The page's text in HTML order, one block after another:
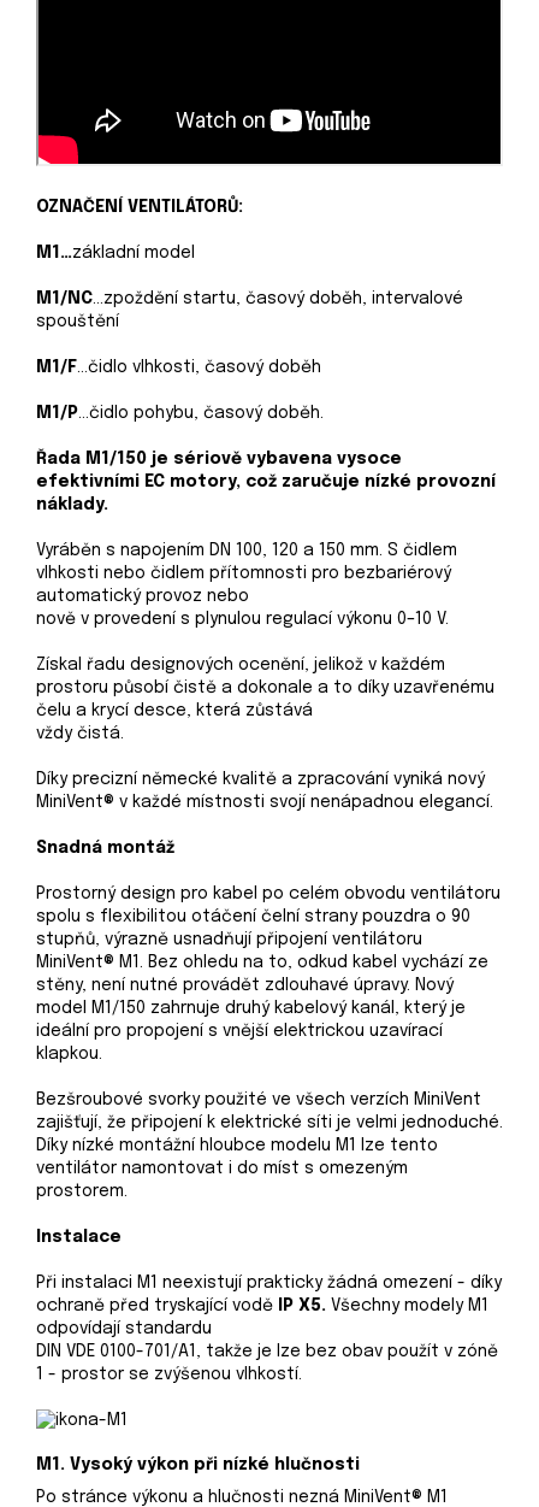
OZNAČENÍ VENTILÁTORŮ:
M1…základní model
M1/NC…zpoždění startu, časový doběh, intervalové
spouštění
M1/F…čidlo vlhkosti, časový doběh
M1/P…čidlo pohybu, časový doběh.
Řada M1/150 je sériově vybavena vysoce
efektivními EC motory, což zaručuje nízké provozní
náklady.
Vyráběn s napojením DN 100, 120 a 150 mm. S čidlem
vlhkosti nebo čidlem přítomnosti pro bezbariérový
automatický provoz nebo
nově v provedení s plynulou regulací výkonu 0–10 V.
Získal řadu designových ocenění, jelikož v každém
prostoru působí čistě a dokonale a to díky uzavřenému
čelu a krycí desce, která zůstává
vždy čistá.
Díky precizní německé kvalitě a zpracování vyniká nový
MiniVent® v každé místnosti svojí nenápadnou elegancí.
Snadná montáž
Prostorný design pro kabel po celém obvodu ventilátoru
spolu s flexibilitou otáčení čelní strany pouzdra o 90
stupňů, výrazně usnadňují připojení ventilátoru
MiniVent® M1. Bez ohledu na to, odkud kabel vychází ze
stěny, není nutné provádět zdlouhavé úpravy. Nový
model M1/150 zahrnuje druhý kabelový kanál, který je
ideální pro propojení s vnější elektrickou uzavírací
klapkou.
Bezšroubové svorky použité ve všech verzích MiniVent
zajišťují, že připojení k elektrické síti je velmi jednoduché.
Díky nízké montážní hloubce modelu M1 lze tento
ventilátor namontovat i do míst s omezeným
prostorem.
Instalace
Při instalaci M1 neexistují prakticky žádná omezení - díky
ochraně před tryskající vodě
IP X5. Všechny modely M1
odpovídají standardu
DIN VDE 0100-701/A1, takže je lze bez obav použít v zóně
1 - prostor se zvýšenou vlhkostí.
M1. Vysoký výkon při nízké hlučnosti
Po stránce výkonu a hlučnosti nezná MiniVent® M1